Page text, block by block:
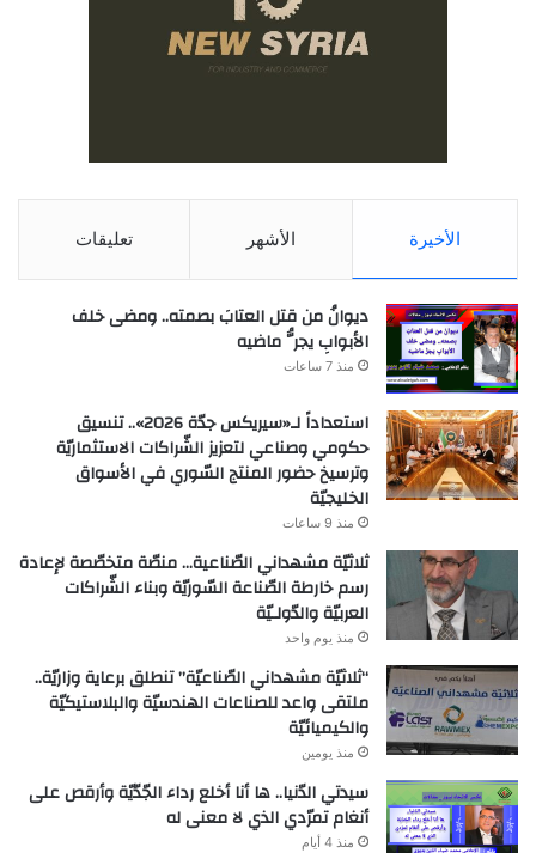
الأخيرة الأشهر تعليقات
ديوانُ من قتل العتابَ بصمته.. ومضى خلف
الأبوابِ يجرُّ ماضيه
منذ 7 ساعات
استعداداً لـ«سيريكس جدّة 2026».. تنسيق
حكومي وصناعي لتعزيز الشّراكات الاستثماريّة
وترسيخ حضور المنتج السّوري في الأسواق
الخليجيّة
منذ 9 ساعات
ثلاثيّة مشهداني الصّناعية… منصّة متخصّصة لإعادة
رسم خارطة الصّناعة السّوريّة وبناء الشّراكات
العربيّة والدّولـيّة
منذ يوم واحد
“ثلاثيّة مشهداني الصّناعيّة” تنطلق برعاية وزاريّة..
ملتقى واعد للصناعات الهندسيّة والبلاستيكيّة
والكيميائيّة
منذ يومين
سيدتي الدّنيا.. ها أنا أخلع رداء الجّدّيّة وأرقص على
أنغام تمرّدي الذي لا معنى له
منذ 4 أيام